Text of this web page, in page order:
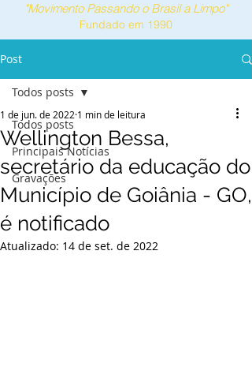
"Movimento Passando o Brasil a Limpo"
Fundado em 1990
Post
Todos posts
Principais Notícias
Gravações
Todos posts
Wellington Bessa,
secretário da educação do
Município de Goiânia - GO,
é notificado
1 de jun. de 2022 1 min de leitura
Atualizado: 14 de set. de 2022